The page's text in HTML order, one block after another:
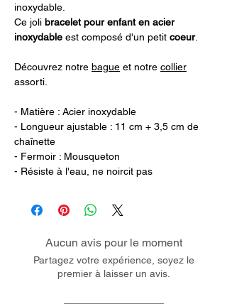
inoxydable.
Ce joli bracelet pour enfant en acier
inoxydable est composé d'un petit coeur.
Découvrez notre bague et notre collier
assorti.
- Matière : Acier inoxydable
- Longueur ajustable : 11 cm + 3,5 cm de
chaînette
- Fermoir : Mousqueton
- Résiste à l'eau, ne noircit pas
Aucun avis pour le moment
Partagez votre expérience, soyez le
premier à laisser un avis.